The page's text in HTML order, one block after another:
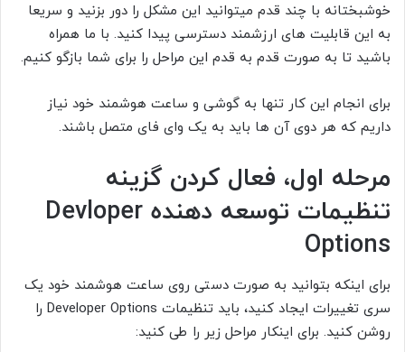
خوشبختانه با چند قدم میتوانید این مشکل را دور بزنید و سریعا
به این قابلیت های ارزشمند دسترسی پیدا کنید. با ما همراه
باشید تا به صورت قدم به قدم این مراحل را برای شما بازگو کنیم.
برای انجام این کار تنها به گوشی و ساعت هوشمند خود نیاز
داریم که هر دوی آن ها باید به یک وای فای متصل باشند.
مرحله اول، فعال کردن گزینه
تنظیمات توسعه دهنده Devloper
Options
برای اینکه بتوانید به صورت دستی روی ساعت هوشمند خود یک
سری تغییرات ایجاد کنید، باید تنظیمات Developer Options را
روشن کنید. برای اینکار مراحل زیر را طی کنید: